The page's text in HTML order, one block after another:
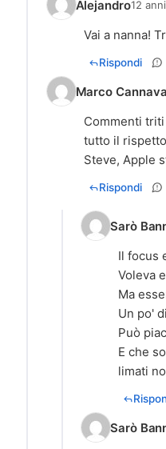
Alejandro12
Vai a nanna!
Rispondi
Marco
Commenti
tutto il
Steve, Apple
Rispondi
Sarò
Il focus
Voleva
Ma
Un po'
Può
E che
limati
Sarò